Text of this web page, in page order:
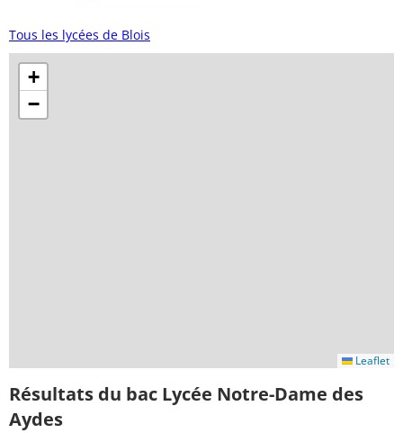
Tous les lycées de Blois
+
−
Leaflet
Résultats du bac Lycée Notre-Dame des
Aydes